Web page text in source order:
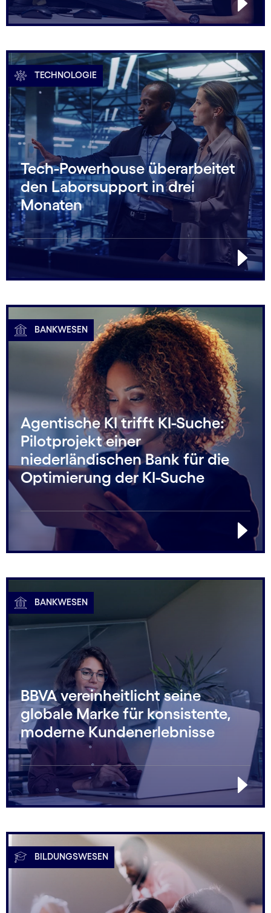
TECHNOLOGIE
Tech-Powerhouse überarbeitet
den Laborsupport in drei
Monaten
BANKWESEN
Agentische KI trifft KI-Suche:
Pilotprojekt einer
niederländischen Bank für die
Optimierung der KI-Suche
BANKWESEN
BBVA vereinheitlicht seine
globale Marke für konsistente,
moderne Kundenerlebnisse
BILDUNGSWESEN